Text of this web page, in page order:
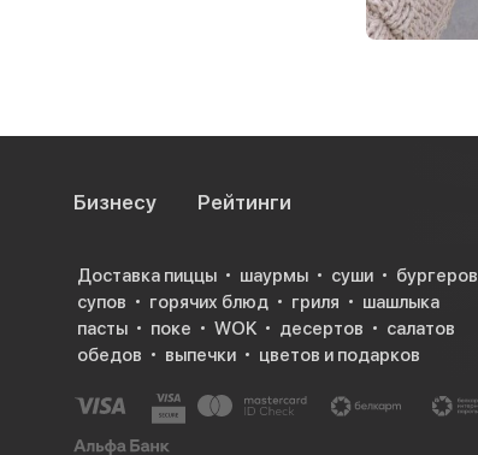
Бизнесу Рейтинги
Доставка пиццы шаурмы суши
бургеров
супов
горячих блюд гриля
шашлыка
пасты
поке WOK десертов
салатов
обедов
выпечки цветов и подарков